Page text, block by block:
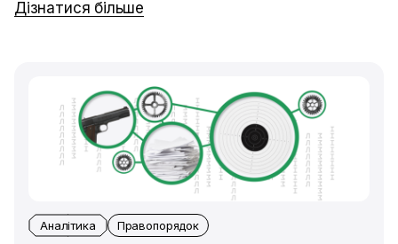
Дізнатися більше
Аналітика Правопорядок